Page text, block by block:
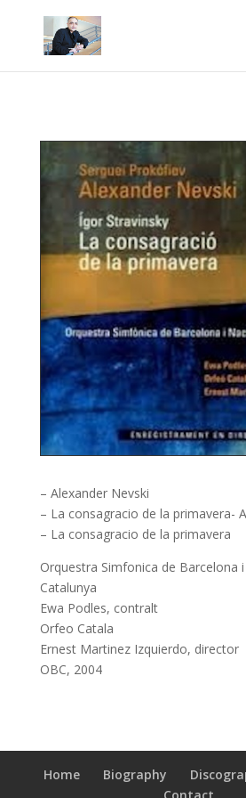
– Alexander Nevski
– La consagracio de la primavera-
– La consagracio de la primavera
Orquestra Simfonica de Barcelona
Catalunya
Ewa Podles, contralt
Orfeo Catala
Ernest Martinez Izquierdo, director
OBC, 2004
Home Biography